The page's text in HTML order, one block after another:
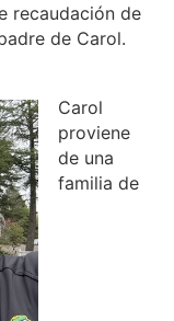
recaudación de
de Carol.
Carol
proviene
de una
familia de